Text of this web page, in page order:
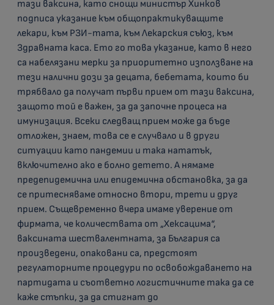
тази ваксина, като снощи министър Хинков
подписа указание към общопрактикуващите
лекари, към РЗИ-тата, към Лекарския съюз, към
Здравната каса. Ето го това указание, като в него
са набелязани мерки за приоритетно използване на
тези налични дози за децата, бебетата, които би
трябвало да получат първи прием от тази ваксина,
защото той е важен, за да започне процеса на
имунизация. Всеки следващ прием може да бъде
отложен, знаем, това се е случвало и в други
ситуации като пандемии и така нататък,
включително ако е болно детето. А нямаме
предепидемична или епидемична обстановка, за да
се притесняваме относно втори, трети и друг
прием. Същевременно вчера имаме уверение от
фирмата, че количествата от „Хексацима“,
ваксината шествалентната, за България са
произведени, опаковани са, предстоят
регулаторните процедури по освобождаването на
партидата и съответно логистичните така да се
каже стъпки, за да стигнат до